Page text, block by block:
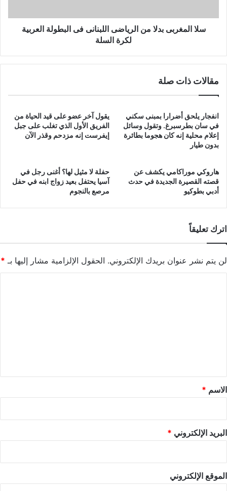
العربية
لكرةسلا المغربى بدلا من الرياضى اللبنانى فى البطولة العربية
لكرة السلة
مقالات ذات صلة
انفجار يلحق أضرارا بمبنى سكني
في سان بطرسبرغ. وتقول وسائل
إعلام محلية إنه كان هجوما بطائرة
بدون طيار
يقول آخر عضو على قيد الحياة من
الفريق الأول الذي تغلب على جبل
إيفرست إنه مزدحم وقذر الآن
هاروكي موراكامي يكشف عن
قصته القصيرة الجديدة في حدث
أدبي بطوكيو
حفلة لا مثيل لها؟ أغنى رجل في
آسيا يحتفل بعيد زواج ابنه في حفل
مرصع بالنجوم
اترك تعليقاً
لن يتم نشر عنوان بريدك الإلكتروني. الحقول الإلزامية مشار إليها بـ *
*
الاسم *
البريد الإلكتروني *
الموقع الإلكتروني